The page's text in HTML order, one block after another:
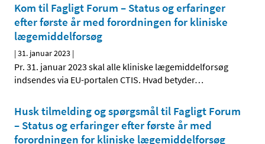
Kom til Fagligt Forum – Status og erfaringer
efter første år med forordningen for kliniske
lægemiddelforsøg
|31. januar 2023 |
Pr. 31. januar 2023 skal alle kliniske lægemiddelforsøg
indsendes via EU-portalen CTIS. Hvad betyder…
Husk tilmelding og spørgsmål til Fagligt Forum
– Status og erfaringer efter første år med
forordningen for kliniske lægemiddelforsøg